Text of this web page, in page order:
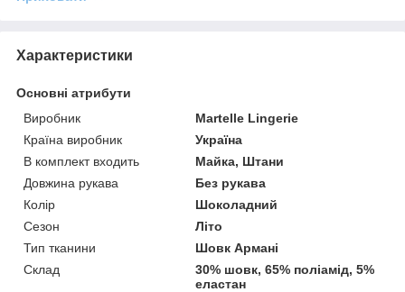
Характеристики
Основні атрибути
Виробник
Martelle Lingerie
Країна виробник
Україна
В комплект входить
Майка, Штани
Довжина рукава
Без рукава
Колір
Шоколадний
Сезон
Літо
Тип тканини
Шовк Армані
Склад
30% шовк, 65% поліамід, 5%
еластан